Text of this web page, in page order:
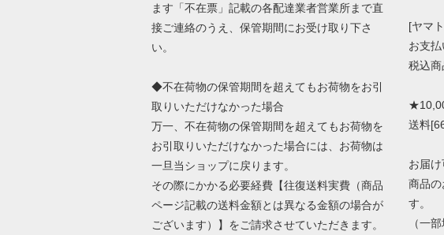
ます「不在票」記載の各配達業者営業所まで直
接ご連絡のうえ、保管期間にお受け取り下さ
い。
◆不在荷物の保管期間を超えてもお荷物をお引
取りいただけなかった場合
万一、不在荷物の保管期間を超えてもお荷物を
お引取りいただけなかった場合には、お荷物は
一旦当ショップに戻ります。
その際にかかる必要経費【往復送料実費（商品
ページ記載の送料金額とは異なる金額の場合が
ございます）】をご請求させていただきます。
[ヤマ
お支払
税込
送料
お届
商品
す。
（一